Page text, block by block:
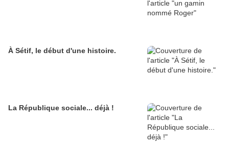
À Sétif, le début d'une histoire.
La République sociale... déjà !